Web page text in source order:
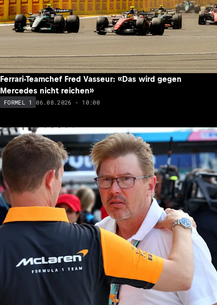
Ferrari-Teamchef Fred Vasseur: «Das wird gegen
Mercedes nicht reichen»
FORMEL 1 06.08.2026 - 10:00